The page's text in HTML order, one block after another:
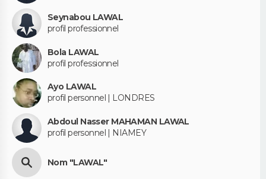
Seynabou LAWAL
profil professionnel
Bola LAWAL
profil professionnel
Ayo LAWAL
profil personnel | LONDRES
Abdoul Nasser MAHAMAN LAWAL
profil personnel | NIAMEY
Nom "LAWAL"